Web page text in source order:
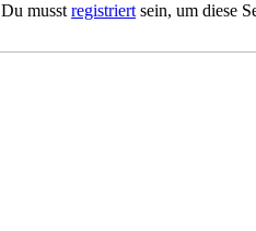
Du musstregistriert sein, um diese